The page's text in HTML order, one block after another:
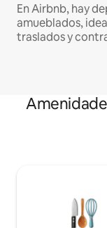
En Airbnb, hay
amueblados,
traslados y